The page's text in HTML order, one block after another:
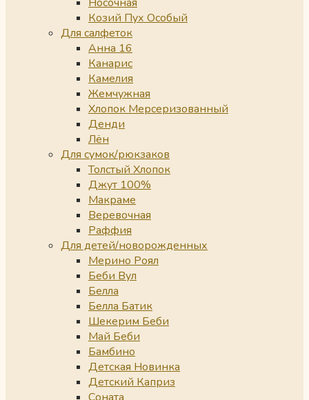
Козий Пух Особый
Для салфеток
Анна 16
Канарис
Камелия
Жемчужная
Хлопок Мерсеризованный
Денди
Лён
Для сумок/рюкзаков
Толстый Хлопок
Джут 100%
Макраме
Веревочная
Раффия
Для детей/новорожденных
Мерино Роял
Беби Вул
Белла
Белла Батик
Шекерим Беби
Май Беби
Бамбино
Детская Новинка
Детский Каприз